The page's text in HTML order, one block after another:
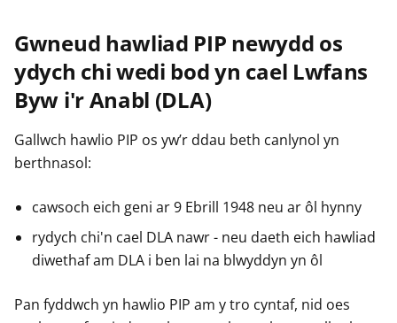
Gwneud hawliad PIP newydd os
ydych chi wedi bod yn cael Lwfans
Byw i'r Anabl (DLA)
Gallwch hawlio PIP os yw’r ddau beth canlynol yn
berthnasol:
cawsoch eich geni ar 9 Ebrill 1948 neu ar ôl hynny
rydych chi'n cael DLA nawr - neu daeth eich hawliad
diwethaf am DLA i ben lai na blwyddyn yn ôl
Pan fyddwch yn hawlio PIP am y tro cyntaf, nid oes